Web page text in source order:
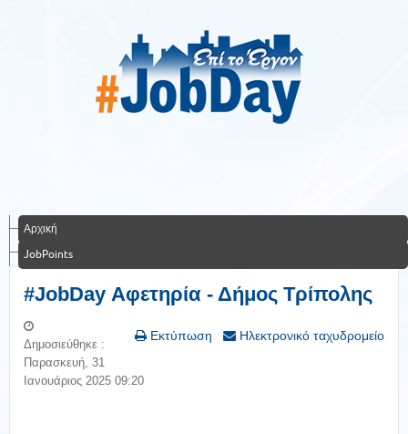
Αρχική
JobPoints
#JobDay Αφετηρία - Δήμος Τρίπολης
Εκτύπωση Ηλεκτρονικό ταχυδρομείο
Δημοσιεύθηκε :
Παρασκευή, 31
Ιανουάριος 2025 09:20